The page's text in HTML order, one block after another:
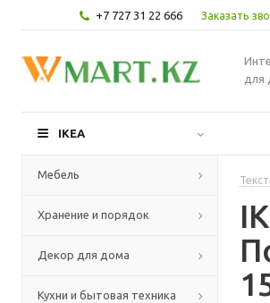
+7 727 31 22 666 Заказать
для
IKEA
Мебель
Хранение и порядок
Декор для дома
Кухни и бытовая техника